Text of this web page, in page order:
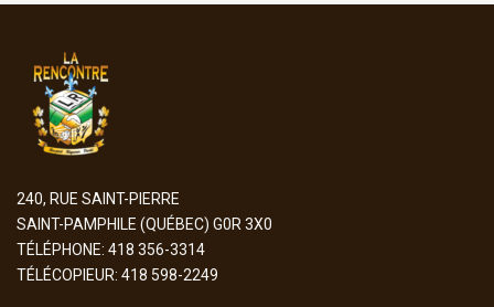
240, RUE SAINT-PIERRE
SAINT-PAMPHILE (QUÉBEC) G0R 3X0
TÉLÉPHONE: 418 356-3314
TÉLÉCOPIEUR: 418 598-2249